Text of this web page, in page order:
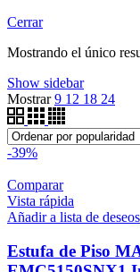
Cerrar
Mostrando el único
Show sidebar
Mostrar9 12 18 24
-39%
Comparar
Vista rápida
Añadir a lista de deseos
Estufa de Piso